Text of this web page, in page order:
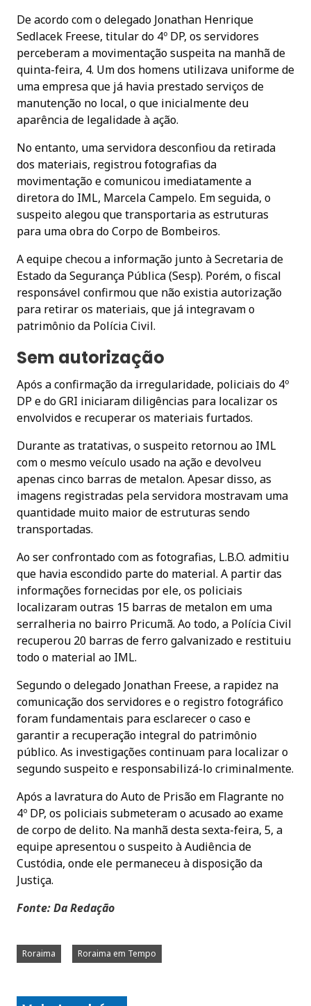
De acordo com o delegado Jonathan Henrique
Sedlacek Freese, titular do 4º DP, os servidores
perceberam a movimentação suspeita na manhã de
quinta-feira, 4. Um dos homens utilizava uniforme de
uma empresa que já havia prestado serviços de
manutenção no local, o que inicialmente deu
aparência de legalidade à ação.
No entanto, uma servidora desconfiou da retirada
dos materiais, registrou fotografias da
movimentação e comunicou imediatamente a
diretora do IML, Marcela Campelo. Em seguida, o
suspeito alegou que transportaria as estruturas
para uma obra do Corpo de Bombeiros.
A equipe checou a informação junto à Secretaria de
Estado da Segurança Pública (Sesp). Porém, o fiscal
responsável confirmou que não existia autorização
para retirar os materiais, que já integravam o
patrimônio da Polícia Civil.
Sem autorização
Após a confirmação da irregularidade, policiais do 4º
DP e do GRI iniciaram diligências para localizar os
envolvidos e recuperar os materiais furtados.
Durante as tratativas, o suspeito retornou ao IML
com o mesmo veículo usado na ação e devolveu
apenas cinco barras de metalon. Apesar disso, as
imagens registradas pela servidora mostravam uma
quantidade muito maior de estruturas sendo
transportadas.
Ao ser confrontado com as fotografias, L.B.O. admitiu
que havia escondido parte do material. A partir das
informações fornecidas por ele, os policiais
localizaram outras 15 barras de metalon em uma
serralheria no bairro Pricumã. Ao todo, a Polícia Civil
recuperou 20 barras de ferro galvanizado e restituiu
todo o material ao IML.
Segundo o delegado Jonathan Freese, a rapidez na
comunicação dos servidores e o registro fotográfico
foram fundamentais para esclarecer o caso e
garantir a recuperação integral do patrimônio
público. As investigações continuam para localizar o
segundo suspeito e responsabilizá-lo criminalmente.
Após a lavratura do Auto de Prisão em Flagrante no
4º DP, os policiais submeteram o acusado ao exame
de corpo de delito. Na manhã desta sexta-feira, 5, a
equipe apresentou o suspeito à Audiência de
Custódia, onde ele permaneceu à disposição da
Justiça.
Fonte: Da Redação
Roraima Roraima em Tempo